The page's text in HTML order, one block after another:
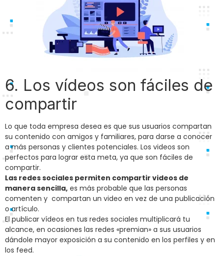
6. Los vídeos son fáciles de
compartir
Lo que toda empresa desea es que sus usuarios compartan
su contenido con amigos y familiares, para darse a conocer
a más personas y clientes potenciales. Los videos son
perfectos para lograr esta meta, ya que son fáciles de
compartir.
Las redes sociales permiten compartir videos de
manera sencilla, es más probable que las personas
comenten y compartan un video en vez de una publicación
o artículo.
El publicar vídeos en tus redes sociales multiplicará tu
alcance, en ocasiones las redes «premian» a sus usuarios
dándole mayor exposición a su contenido en los perfiles y en
los feed.